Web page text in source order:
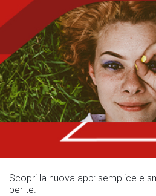
Scopri la nuova app: semplice e
per te.